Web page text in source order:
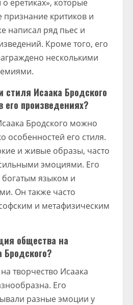
еретиках», которые
критиков и
написал ряд пьес и
Кроме того, его
несколькими
стиля Исаака Бродского
произведениях?
Бродского можно
особенностей его стиля.
и живые образы, часто
эмоциями. Его
богатым языком и
Он также часто
и метафизическим
общества на
Бродского?
творчество Исаака
Его
разные эмоции у